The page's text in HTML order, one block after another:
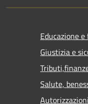
Educazione
Giustizia e
Salute,
Autorizzazioni